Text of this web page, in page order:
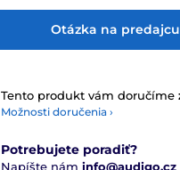
Otázka na predajcu
Tento produkt vám doručíme
Možnosti doručenia ›
Potrebujete poradiť?
Napíšte nám info@audigo.cz